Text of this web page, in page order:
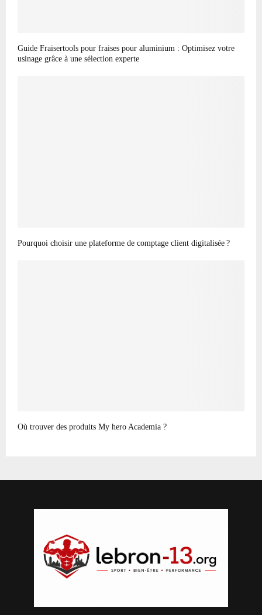
Guide Fraisertools pour fraises pour aluminium : Optimisez votre
usinage grâce à une sélection experte
Pourquoi choisir une plateforme de comptage client digitalisée ?
Où trouver des produits My hero Academia ?